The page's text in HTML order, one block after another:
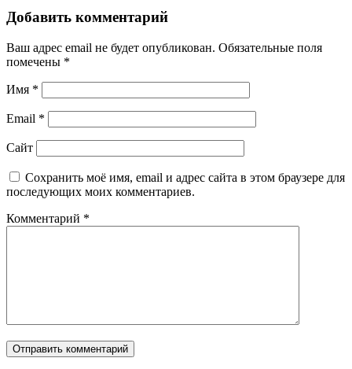
Добавить комментарий
Ваш адрес email не будет опубликован. Обязательные поля
помечены *
Имя *
Email *
Сайт
Сохранить моё имя, email и адрес сайта в этом браузере для
последующих моих комментариев.
Комментарий *